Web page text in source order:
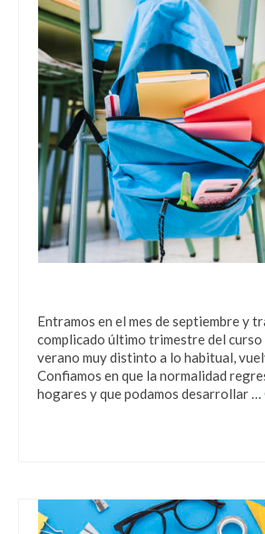
Entramos en el mes de septiembre y
complicado último trimestre del curso
verano muy distinto a lo habitual,
Confiamos en que la normalidad
hogares y que podamos desarrollar …